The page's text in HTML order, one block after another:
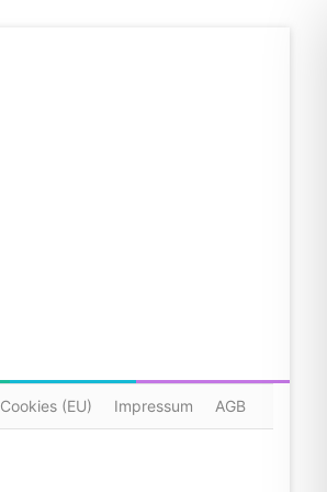
Cookies (EU) Impressum AGB